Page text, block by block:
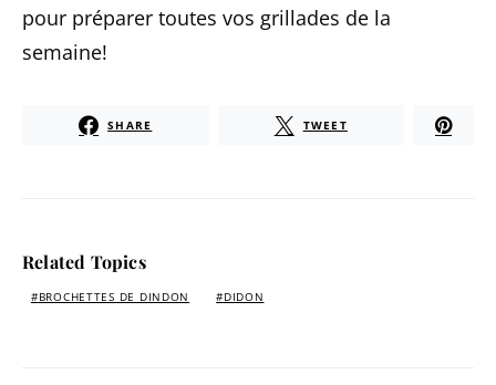
pour préparer toutes vos grillades de la
semaine!
SHARE TWEET
Related Topics
BROCHETTES DE DINDON DIDON